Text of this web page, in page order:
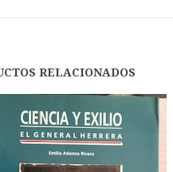
RELACIONADOS
200€